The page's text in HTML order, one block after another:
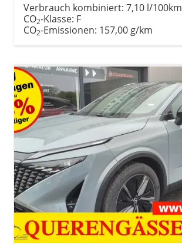
Verbrauch kombiniert: 7,10 l/100km
CO2-Klasse: F
CO2-Emissionen: 157,00 g/km